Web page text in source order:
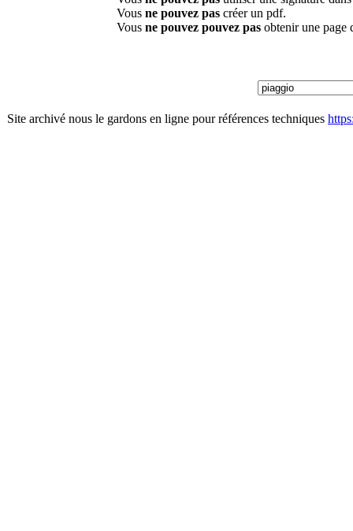
Vous ne pouvez pas créer un pdf.
Vous ne pouvez pouvez pas obtenir une page
Site archivé nous le gardons en ligne pour références techniques